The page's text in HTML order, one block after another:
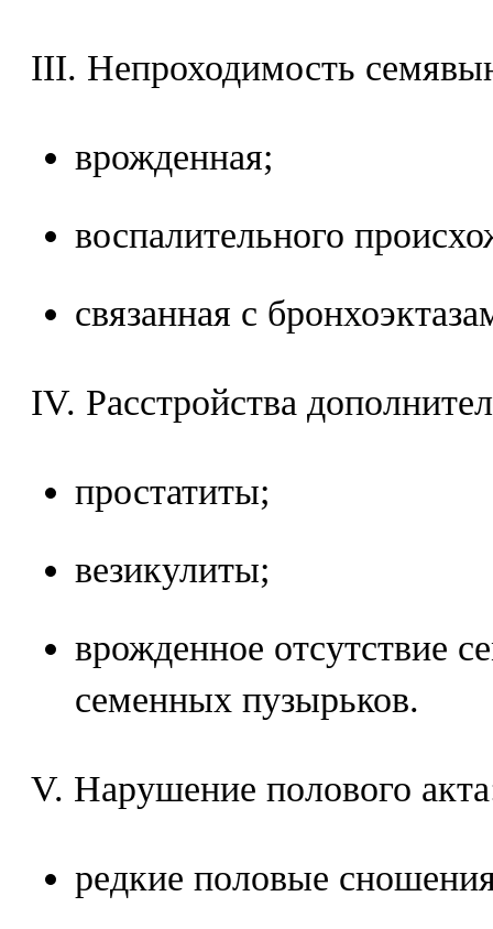
III. Непроходимость
врожденная;
воспалительного
связанная с
IV. Расстройства
простатиты;
везикулиты;
врожденное отсутствие
семенных пузырьков.
V. Нарушение полового
редкие половые